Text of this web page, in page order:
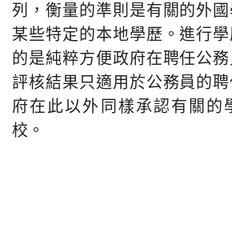
列，衡量的準則是有關的外
某些特定的本地學歷。進行
的是純粹方便政府在聘任公務
評核結果只適用於公務員的
府在此以外同樣承認有關的
校。